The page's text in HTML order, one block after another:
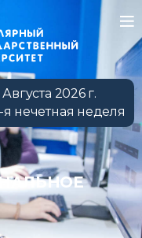
2026 г.
я нечетная неделя